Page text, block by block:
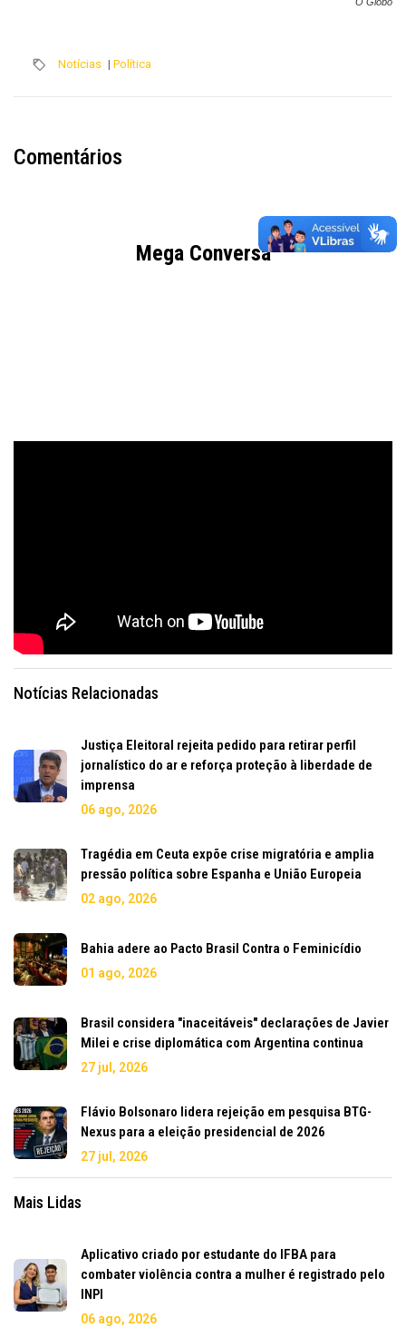
Notícias | Política
Comentários
Mega Conversa
Notícias Relacionadas
Justiça Eleitoral rejeita pedido para retirar perfil
jornalístico do ar e reforça proteção à liberdade de
imprensa
06 ago, 2026
Tragédia em Ceuta expõe crise migratória e amplia
pressão política sobre Espanha e União Europeia
02 ago, 2026
Bahia adere ao Pacto Brasil Contra o Feminicídio
01 ago, 2026
Brasil considera "inaceitáveis" declarações de Javier
Milei e crise diplomática com Argentina continua
27 jul, 2026
Flávio Bolsonaro lidera rejeição em pesquisa BTG-
Nexus para a eleição presidencial de 2026
27 jul, 2026
Mais Lidas
Aplicativo criado por estudante do IFBA para
combater violência contra a mulher é registrado pelo
INPI
06 ago, 2026